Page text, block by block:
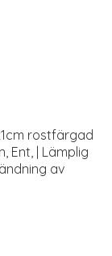
rostfärgad
Ent, | Lämplig
av